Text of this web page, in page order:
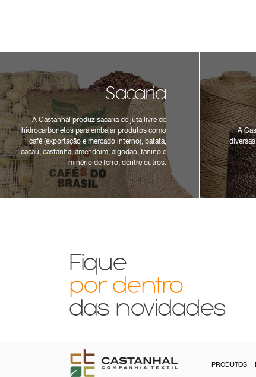
Sacaria
A Castanhal produz sacaria de juta livre de
hidrocarbonetos para embalar produtos como
café (exportação e mercado interno), batata,
cacau, castanha, amendoim, algodão, tanino e
minério de ferro, dentre outros.
A
Fique
por dentro
das novidades
PRODUTOS